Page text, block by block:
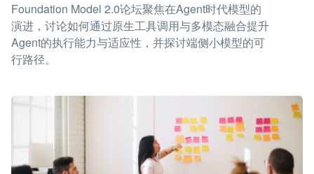
Foundation Model 2.0论坛聚焦在Agent时代模型的
演进，讨论如何通过原生工具调用与多模态融合提升
Agent的执行能力与适应性，并探讨端侧小模型的可
行路径。